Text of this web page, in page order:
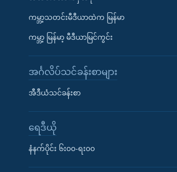
ကမ္ဘာ့သတင်းမီဒီယာထဲက မြန်မာ
ကမ္ဘာ့ မြန်မာ့ မီဒီယာမြင်ကွင်း
အင်္ဂလိပ်သင်ခန်းစာများ
အီဒီယံသင်ခန်းစာ
ရေဒီယို
နံနက်ပိုင်း ၆း၀၀-ရး၀၀